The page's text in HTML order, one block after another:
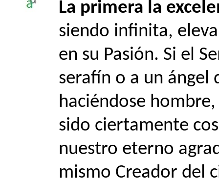
La primera la
siendo infinita,
en su Pasión. Si el
serafín o a un
haciéndose
sido ciertamente
nuestro eterno
mismo Creador del